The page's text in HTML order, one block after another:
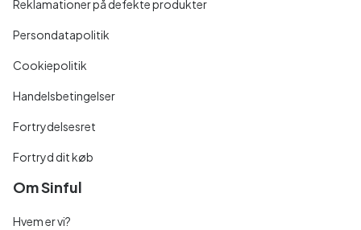
Reklamationer på defekte produkter
Persondatapolitik
Cookiepolitik
Handelsbetingelser
Fortrydelsesret
Fortryd dit køb
Om Sinful
Hvem er vi?